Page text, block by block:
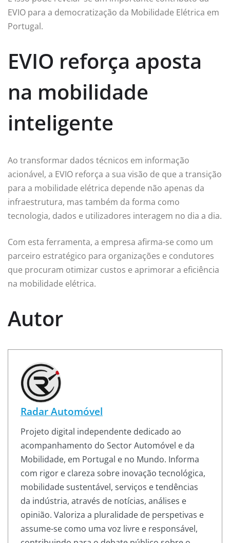
EVIO para a democratização da Mobilidade Elétrica em
Portugal.
EVIO reforça aposta
na mobilidade
inteligente
Ao transformar dados técnicos em informação
acionável, a EVIO reforça a sua visão de que a transição
para a mobilidade elétrica depende não apenas da
infraestrutura, mas também da forma como
tecnologia, dados e utilizadores interagem no dia a dia.
Com esta ferramenta, a empresa afirma-se como um
parceiro estratégico para organizações e condutores
que procuram otimizar custos e aprimorar a eficiência
na mobilidade elétrica.
Autor
Radar Automóvel
Projeto digital independente dedicado ao
acompanhamento do Sector Automóvel e da
Mobilidade, em Portugal e no Mundo. Informa
com rigor e clareza sobre inovação tecnológica,
mobilidade sustentável, serviços e tendências
da indústria, através de notícias, análises e
opinião. Valoriza a pluralidade de perspetivas e
assume-se como uma voz livre e responsável,